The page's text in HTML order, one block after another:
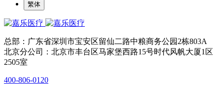
繁体
总部：广东省深圳市宝安区留仙二路中粮商务公园2栋803A
北京分公司：北京市丰台区马家堡西路15号时代风帆大厦1区
2505室
400-806-0120